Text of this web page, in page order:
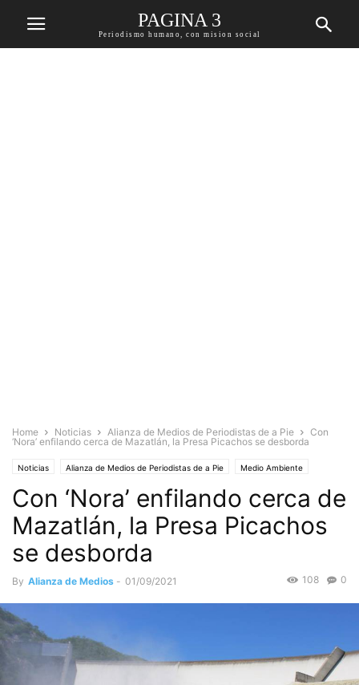
PAGINA 3
Periodismo humano, con mision social
Home Noticias Alianza de Medios de Periodistas de a Pie
Con
‘Nora’ enfilando cerca de Mazatlán, la Presa Picachos se desborda
Noticias Alianza de Medios de Periodistas de a Pie Medio Ambiente
Nacionales Sociedad
Con ‘Nora’ enfilando cerca de
Mazatlán, la Presa Picachos
se desborda
By Alianza de Medios - 01/09/2021 0
108